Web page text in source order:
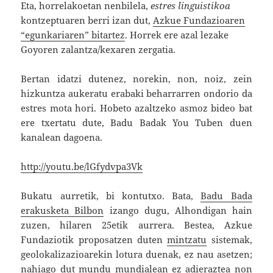
Eta, horrelakoetan nenbilela,estres linguistikoa
kontzeptuaren berri izan dut, Azkue Fundazioaren
“egunkariaren” bitartez. Horrek ere azal lezake
Goyoren zalantza/kexaren zergatia.
Bertan idatzi dutenez, norekin, non, noiz, zein
hizkuntza aukeratu erabaki beharrarren ondorio da
estres mota hori. Hobeto azaltzeko asmoz bideo bat
ere txertatu dute, Badu Badak You Tuben duen
kanalean dagoena.
http://youtu.be/lGfydvpa3Vk
Bukatu aurretik, bi kontutxo. Bata,Badu Bada
erakusketa Bilbon izango dugu, Alhondigan hain
zuzen, hilaren 25etik aurrera. Bestea, Azkue
Fundaziotik proposatzen dutenmintzatu sistemak,
geolokalizazioarekin lotura duenak, ez nau asetzen;
nahiago dut mundu mundialean ez adieraztea non